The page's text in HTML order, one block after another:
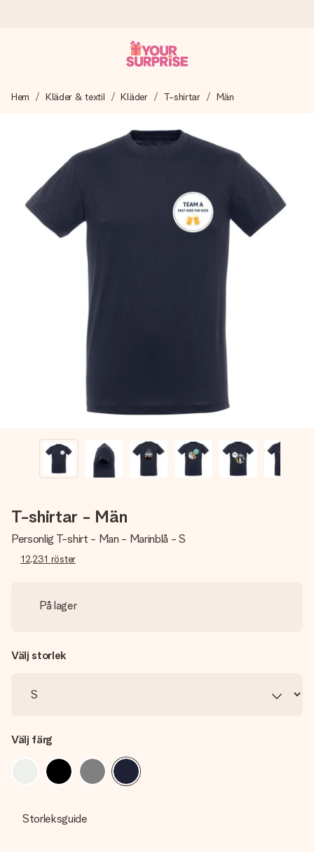
Vi skapar din gåva med omsorg och skickar den blixtsnabbt
4,6 (baserat på +15 000 recensioner)
Våra gåvor inspirerar. Kunder ger oss 4,6 på Google
Reviews.
Gratis hälsning
Skapa något unikt med bara några få steg – med hennes
namn, ditt foto eller ett meddelande som verkligen berör
hennes hjärta. Inget krångel, bara med all kärlek för stunden.
Hem Kläder & textil Kläder T-shirtar Män
T-shirtar - Män
Personlig T-shirt - Man - Marinblå - S
12,231 röster
På lager
Välj storlek
Välj färg
Storleksguide